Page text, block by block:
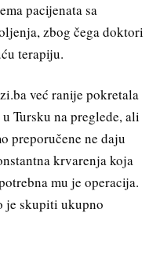
pacijenata sa
zbog čega doktori
terapiju.
već ranije pokretala
Tursku na preglede, ali
preporučene ne daju
krvarenja koja
mu je operacija.
je skupiti ukupno